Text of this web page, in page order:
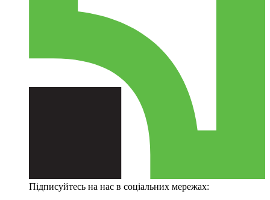
Підписуйтесь на нас в соціальних мережах: